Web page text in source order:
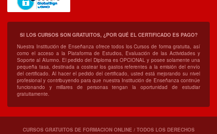
SI LOS CURSOS SON GRATUITOS, ¿POR QUÉ EL CERTIFICADO ES PAGO?
Nuestra Institución de Enseñanza ofrece todos los Cursos de forma gratuita, así
como el acceso a la Plataforma de Estudios, Evaluación de las Actividades y
Soporte al Alumno. El pedido del Diploma es OPCIONAL y posee solamente una
pequeña tasa, destinada a costear los gastos referentes a la emisión del envío
del certificado. Al hacer el pedido del certificado, usted está mejorando su nivel
profesional y contribuyendo para que nuestra Institución de Enseñanza continúe
funcionando y millares de personas tengan la oportunidad de estudiar
gratuitamente.
CURSOS GRATUITOS DE FORMACION ONLINE / TODOS LOS DERECHOS